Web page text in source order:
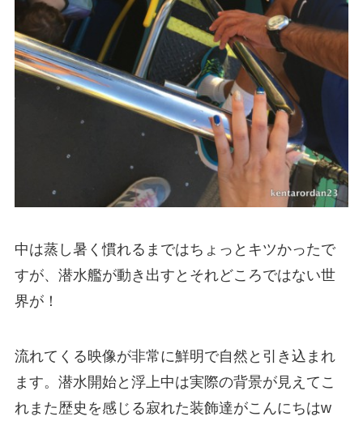
中は蒸し暑く慣れるまではちょっとキツかったで
すが、潜水艦が動き出すとそれどころではない世
界が！
流れてくる映像が非常に鮮明で自然と引き込まれ
ます。潜水開始と浮上中は実際の背景が見えてこ
れまた歴史を感じる寂れた装飾達がこんにちはw